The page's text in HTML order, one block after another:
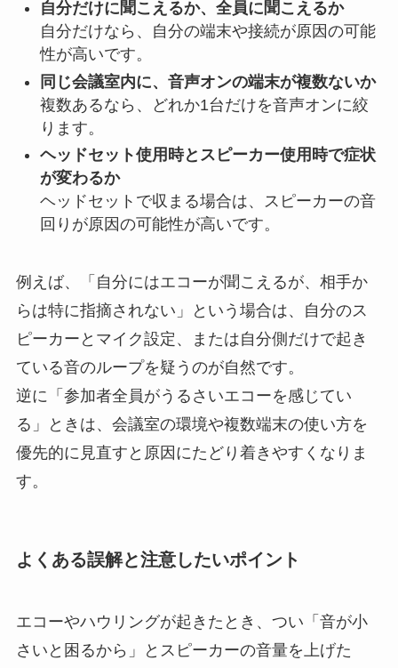
自分だけに聞こえるか、全員に聞こえるか
自分だけなら、自分の端末や接続が原因の可能
性が高いです。
同じ会議室内に、音声オンの端末が複数ないか
複数あるなら、どれか1台だけを音声オンに絞
ります。
ヘッドセット使用時とスピーカー使用時で症状
が変わるか
ヘッドセットで収まる場合は、スピーカーの音
回りが原因の可能性が高いです。
例えば、「自分にはエコーが聞こえるが、相手か
らは特に指摘されない」という場合は、自分のス
ピーカーとマイク設定、または自分側だけで起き
ている音のループを疑うのが自然です。
逆に「参加者全員がうるさいエコーを感じてい
る」ときは、会議室の環境や複数端末の使い方を
優先的に見直すと原因にたどり着きやすくなりま
す。
よくある誤解と注意したいポイント
エコーやハウリングが起きたとき、つい「音が小
さいと困るから」とスピーカーの音量を上げた